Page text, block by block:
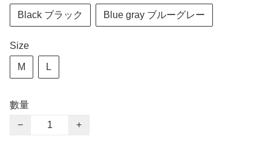
Black ブラック Blue gray ブルーグレー
Size
M L
數量
−
+